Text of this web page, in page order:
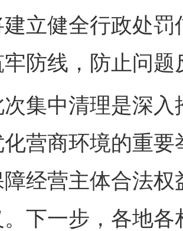
立健全行政处
牢防线，防止问题
中清理是深入
营商环境的重
障经营主体合法
下一步，各地